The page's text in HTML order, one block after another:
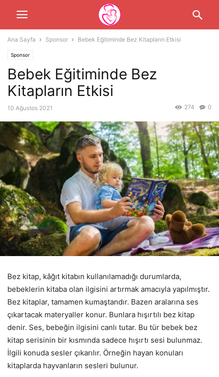
Ana Sayfa Sponsor Bebek Eğitiminde Bez Kitapların Etkisi
Sponsor
Bebek Eğitiminde Bez
Kitapların Etkisi
10 Ağustos 2021 0
274
Bez kitap, kâğıt kitabın kullanılamadığı durumlarda,
bebeklerin kitaba olan ilgisini artırmak amacıyla yapılmıştır.
Bez kitaplar, tamamen kumaştandır. Bazen aralarına ses
çıkartacak materyaller konur. Bunlara hışırtılı bez kitap
denir. Ses, bebeğin ilgisini canlı tutar. Bu tür bebek bez
kitap serisinin bir kısmında sadece hışırtı sesi bulunmaz.
İlgili konuda sesler çıkarılır. Örneğin hayan konuları
kitaplarda hayvanların sesleri bulunur.